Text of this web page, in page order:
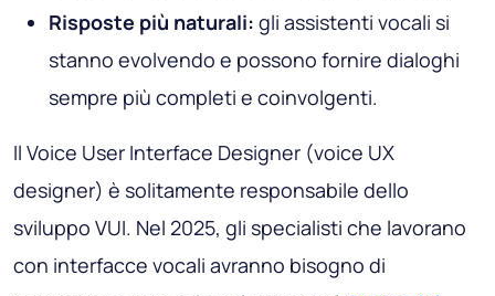
Risposte più naturali: gli assistenti vocali si
stanno evolvendo e possono fornire dialoghi
sempre più completi e coinvolgenti.
Il Voice User Interface Designer (voice UX
designer) è solitamente responsabile dello
sviluppo VUI. Nel 2025, gli specialisti che lavorano
con interfacce vocali avranno bisogno di